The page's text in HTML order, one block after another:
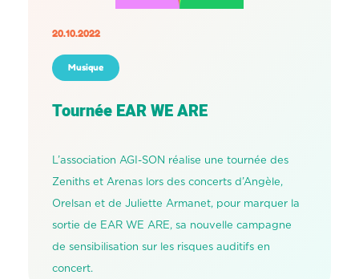
20.10.2022
Musique
Tournée EAR WE ARE
L’association AGI-SON réalise une tournée des
Zeniths et Arenas lors des concerts d’Angèle,
Orelsan et de Juliette Armanet, pour marquer la
sortie de EAR WE ARE, sa nouvelle campagne
de sensibilisation sur les risques auditifs en
concert.